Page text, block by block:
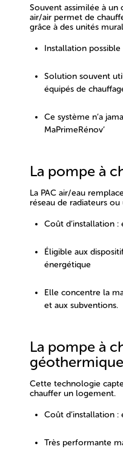
Souvent assimilée à un
air/air permet de
grâce à des unités
Installation possible
Solution souvent
équipés de
Ce système n’a
MaPrimeRénov’
La pompe à
La PAC air/eau
réseau de radiateurs
Coût d’installation
Éligible aux
énergétique
Elle concentre la
et aux subventions.
La pompe à
géothermique
Cette technologie
chauffer un logement.
Coût d’installation
Très performante